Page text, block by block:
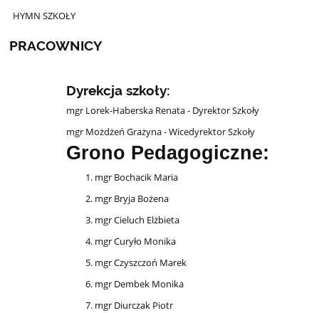
HYMN SZKOŁY
PRACOWNICY
Dyrekcja szkoły:
mgr Lorek-Haberska Renata - Dyrektor Szkoły
mgr Możdżeń Grażyna - Wicedyrektor Szkoły
Grono Pedagogiczne:
mgr Bochacik Maria
mgr Bryja Bożena
mgr Cieluch Elżbieta
mgr Curyło Monika
mgr Czyszczoń Marek
mgr Dembek Monika
mgr Diurczak Piotr